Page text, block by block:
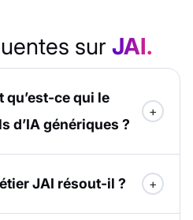
sur JAI.
qu’est-ce qui le
d’IA génériques ?
JAI résout-il ?